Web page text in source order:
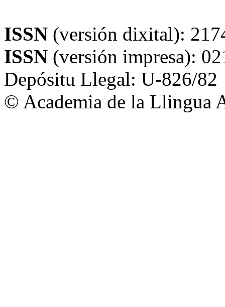
ISSN (versión dixital):
ISSN (versión impresa):
Depósitu Llegal: U-826/82
© Academia de la Llingua